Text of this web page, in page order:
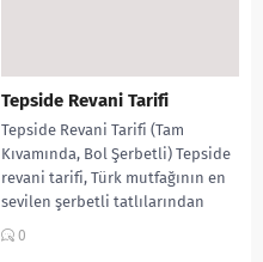
Tepside Revani Tarifi
Tepside Revani Tarifi (Tam
Kıvamında, Bol Şerbetli) Tepside
revani tarifi, Türk mutfağının en
sevilen şerbetli tatlılarından
biridir. Yumuşacık dokusu, tam...
0